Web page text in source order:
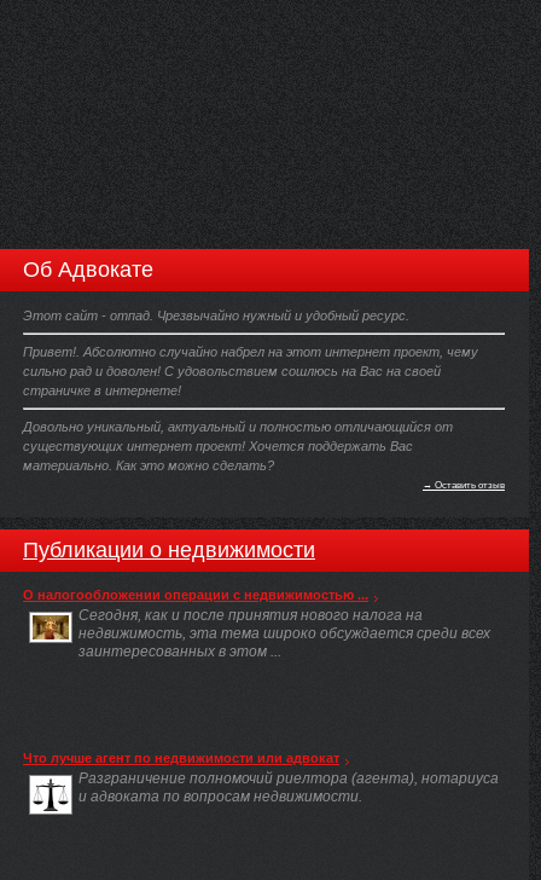
Об Адвокате
Этот сайт - отпад. Чрезвычайно нужный и удобный ресурс.
Привет!. Абсолютно случайно набрел на этот интернет проект, чему
сильно рад и доволен! С удовольствием сошлюсь на Вас на своей
страничке в интернете!
Довольно уникальный, актуальный и полностью отличающийся от
существующих интернет проект! Хочется поддержать Вас
материально. Как это можно сделать?
→ Оставить отзыв
Публикации о недвижимости
О налогообложении операции с недвижимостью ...
Сегодня, как и после принятия нового налога на
недвижимость, эта тема широко обсуждается среди всех
заинтересованных в этом ...
Что лучше агент по недвижимости или адвокат
Разграничение полномочий риелтора (агента), нотариуса
и адвоката по вопросам недвижимости.